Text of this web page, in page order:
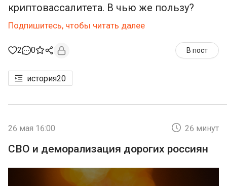
криптовассалитета. В чью же пользу?
Подпишитесь, чтобы читать далее
2 0 В пост
история20
26 мая 16:00 26 минут
СВО и деморализация дорогих россиян